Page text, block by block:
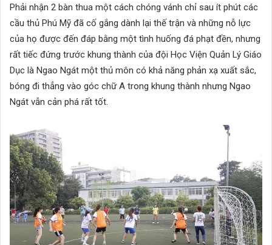
Phải nhận 2 bàn thua một cách chóng vánh chỉ sau ít phút các
cầu thủ Phú Mỹ đã cố gắng dành lại thế trận và những nỗ lực
của họ được đến đáp bằng một tình huống đá phạt đền, nhưng
rất tiếc đứng trước khung thành của đội Học Viện Quản Lý Giáo
Dục là Ngao Ngát một thủ môn có khả năng phản xạ xuất sắc,
bóng đi thẳng vào góc chữ A trong khung thành nhưng Ngao
Ngát vẫn cản phá rất tốt.